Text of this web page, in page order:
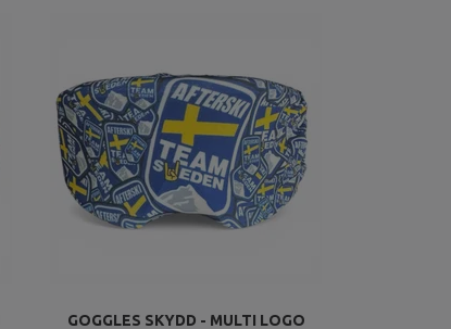
GOGGLES SKYDD - MULTI LOGO